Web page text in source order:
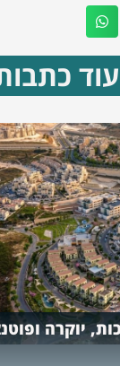
עוד
יוקרה